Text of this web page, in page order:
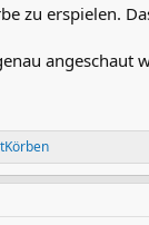
zu erspielen.
angeschaut